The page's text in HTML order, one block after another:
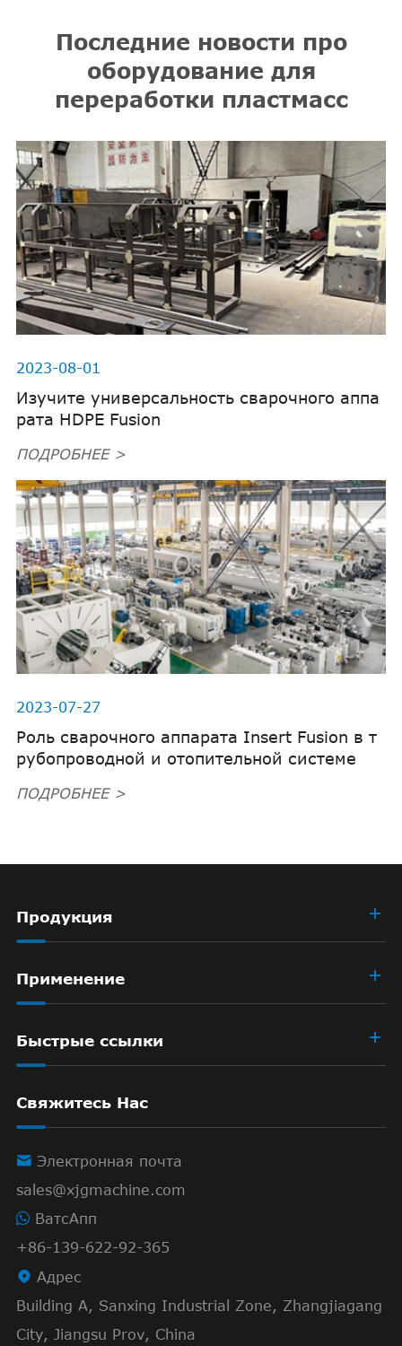
Последние новости про
оборудование для
переработки пластмасс
2023-08-01
Изучите универсальность сварочного аппа
рата HDPE Fusion
ПОДРОБНЕЕ >
2023-07-27
Роль сварочного аппарата Insert Fusion в т
рубопроводной и отопительной системе
ПОДРОБНЕЕ >
Продукция
Применение
Быстрые ссылки
Свяжитесь Нас
 Электронная почта
sales@xjgmachine.com
ВатсАпп
+86-139-622-92-365
 Адрес
Building A, Sanxing Industrial Zone, Zhangjiagang
City, Jiangsu Prov, China